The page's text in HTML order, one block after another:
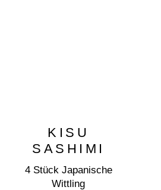
KISU
SASHIMI
4 Stück Japanische
Wittling